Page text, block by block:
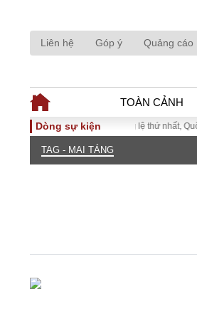
Liên hệ Góp ý Quảng cáo
TOÀN CẢNH
TOÀN CẢNH
Thế giới
Dòng sự kiện
Kỳ họp không thường lệ thứ nhất, Quốc hội
TAG - MAI TÁNG